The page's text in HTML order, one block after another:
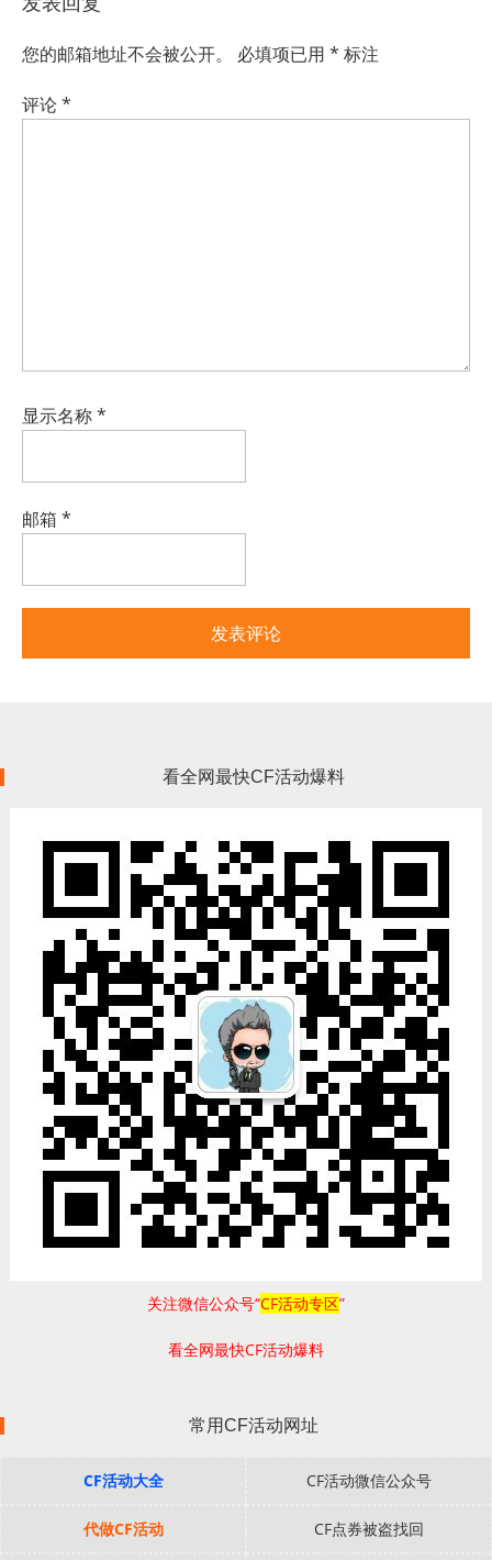
您的邮箱地址不会被公开。 必填项已用 * 标注
评论*
显示名称*
邮箱 *
看全网最快CF活动爆料
关注微信公众号“CF活动专区”
看全网最快CF活动爆料
常用CF活动网址
CF活动大全 CF活动微信公众号
代做CF活动 CF点券被盗找回